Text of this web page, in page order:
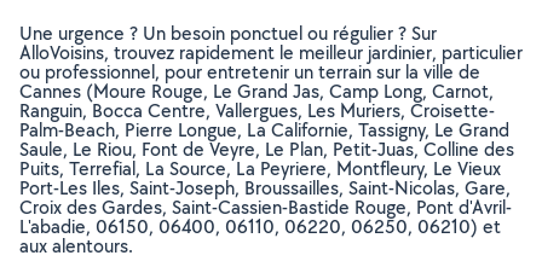
Une urgence ? Un besoin ponctuel ou régulier ? Sur
AlloVoisins, trouvez rapidement le meilleur jardinier, particulier
ou professionnel, pour entretenir un terrain sur la ville de
Cannes (Moure Rouge, Le Grand Jas, Camp Long, Carnot,
Ranguin, Bocca Centre, Vallergues, Les Muriers, Croisette-
Palm-Beach, Pierre Longue, La Californie, Tassigny, Le Grand
Saule, Le Riou, Font de Veyre, Le Plan, Petit-Juas, Colline des
Puits, Terrefial, La Source, La Peyriere, Montfleury, Le Vieux
Port-Les Iles, Saint-Joseph, Broussailles, Saint-Nicolas, Gare,
Croix des Gardes, Saint-Cassien-Bastide Rouge, Pont d'Avril-
L'abadie, 06150, 06400, 06110, 06220, 06250, 06210) et
aux alentours.